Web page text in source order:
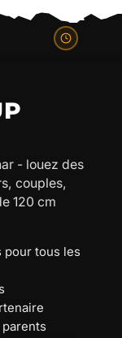
- louez des
couples,
120 cm
pour tous les